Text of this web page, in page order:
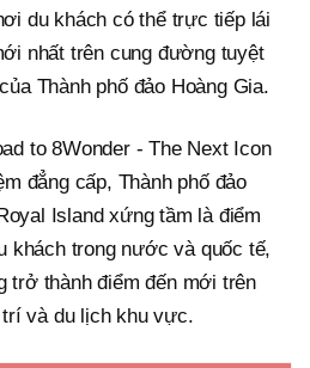
du khách có thể trực tiếp lái
nhất trên cung đường tuyệt
Thành phố đảo Hoàng Gia.
to 8Wonder - The Next Icon
đẳng cấp, Thành phố đảo
Island xứng tầm là điểm
khách trong nước và quốc tế,
trở thành điểm đến mới trên
trí và du lịch khu vực.